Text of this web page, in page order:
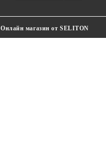
Онлайн магазин от SELITON